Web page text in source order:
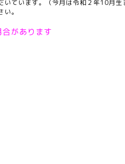
いています。（今月は令和２年10月生
。
があります